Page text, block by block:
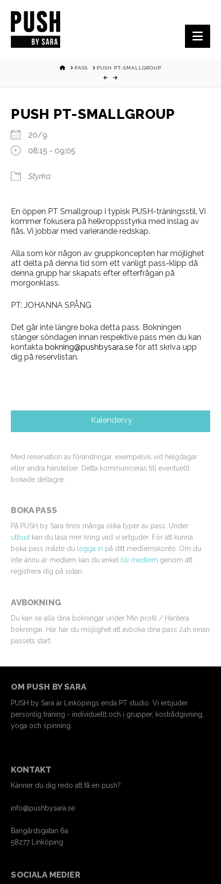
HOMEPASS PUSH PT-SMALLGROUP
PUSH PT-SMALLGROUP
20/9
08:15 - 09:05
Styrka
En öppen PT Smallgroup i typisk PUSH-träningsstil. Vi
kommer fokusera på helkroppsstyrka med inslag av
flås. Vi jobbar med varierande redskap.
Alla som kör någon av gruppkoncepten har möjlighet
att delta på denna tid som ett vanligt pass-klipp då
denna grupp har skapats efter efterfrågan på
morgonklass.
PT: JOHANNA SPÅNG
Det går inte längre boka detta pass. Bokningen
stänger söndagen innan respektive pass men du kan
kontaktabokning@pushbysara.se för att skriva upp
dig på reservlistan.
Kalendervy
Med reservation av förändringar, exempelvis vid helgdagar
eller andra händelser. Detta kommuniceras till eventuellt
bokade deltagre.
BOKA PASS
På PUSH by Sara finns många olika typer av pass. Under
utbud kan du läsa mer kring vad vi erbjuder. För att kunna
boka pass måste du logga in på ditt medlemskonto. Om du
inte ännu är medlem kan du enkel bli medlem genom att
registrera dig på sidan.
AVBOKNING
Du kan se alla dina bokningar under Min profil / Hantera
bokningar. Här har du möjlighet att avboka dina pass 24h innan
passets start.
OM PUSH BY SARA
PUSH by Sara är Linköpings enda PT studio. Vi erbjuder
personlig träning - individuellt och i grupper, kostrådgivning,
yoga och spinning.
KONTAKT
Känner du dig redo att få en push?
info@pushbysara.se
Bangårdsgatan 6a
58277 Linköping
SOCIALA MEDIER